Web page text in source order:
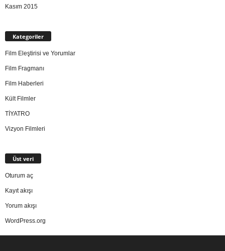
Kasım 2015
Kategoriler
Film Eleştirisi ve Yorumlar
Film Fragmanı
Film Haberleri
Kült Filmler
TİYATRO
Vizyon Filmleri
Üst veri
Oturum aç
Kayıt akışı
Yorum akışı
WordPress.org